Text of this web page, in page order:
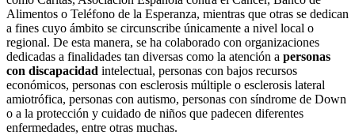
Alimentos o Teléfono de la Esperanza, mientras que otras se dedican
a fines cuyo ámbito se circunscribe únicamente a nivel local o
regional. De esta manera, se ha colaborado con organizaciones
dedicadas a finalidades tan diversas como la atención a personas
con discapacidad intelectual, personas con bajos recursos
económicos, personas con esclerosis múltiple o esclerosis lateral
amiotrófica, personas con autismo, personas con síndrome de Down
o a la protección y cuidado de niños que padecen diferentes
enfermedades, entre otras muchas.